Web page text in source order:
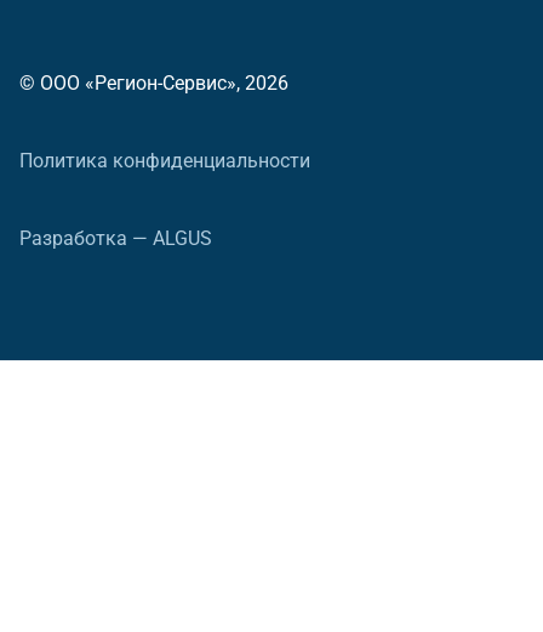
© ООО «Регион-Сервис», 2026
Политика конфиденциальности
Разработка — ALGUS